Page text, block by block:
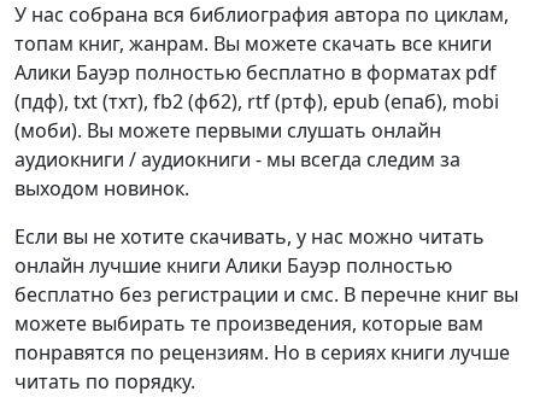
У нас собрана вся библиография автора по циклам,
топам книг, жанрам. Вы можете скачать все книги
Алики Бауэр полностью бесплатно в форматах pdf
(пдф), txt (тхт), fb2 (фб2), rtf (ртф), epub (епаб), mobi
(моби). Вы можете первыми слушать онлайн
аудиокниги / аудиокниги - мы всегда следим за
выходом новинок.
Если вы не хотите скачивать, у нас можно читать
онлайн лучшие книги Алики Бауэр полностью
бесплатно без регистрации и смс. В перечне книг вы
можете выбирать те произведения, которые вам
понравятся по рецензиям. Но в сериях книги лучше
читать по порядку.